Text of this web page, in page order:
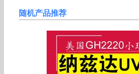
随机产品推荐